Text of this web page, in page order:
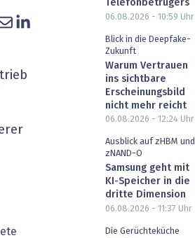
for Health
Intelligence
2030
& Insurtech
AV & Digital Signage
Telefonbetrügers
06.08.2026 - 10:59 Uhr
Blick in die Deepfake-
Zukunft
Warum Vertrauen
ins sichtbare
Erscheinungsbild
nicht mehr reicht
06.08.2026 - 12:24 Uhr
Ausblick auf zHBM und
zNAND-O
Samsung geht mit
KI-Speicher in die
dritte Dimension
06.08.2026 - 11:37 Uhr
Die Gerüchteküche